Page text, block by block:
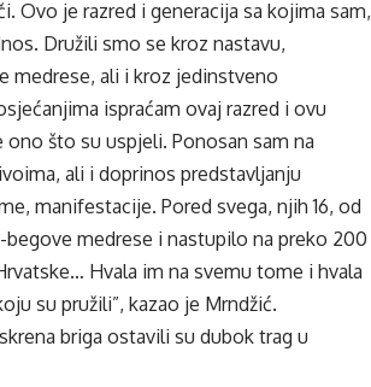
Ovo je razred i generacija sa kojima sam,
Družili smo se kroz nastavu,
medrese, ali i kroz jedinstveno
ispraćam ovaj razred i ovu
što su uspjeli. Ponosan sam na
ali i doprinos predstavljanju
manifestacije. Pored svega, njih 16, od
medrese i nastupilo na preko 200
Hvala im na svemu tome i hvala
su pružili”, kazao je Mrndžić.
briga ostavili su dubok trag u